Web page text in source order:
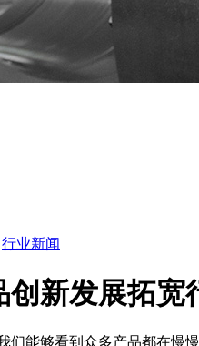
行业新闻
创新发展拓宽
能够看到众多产品都在慢